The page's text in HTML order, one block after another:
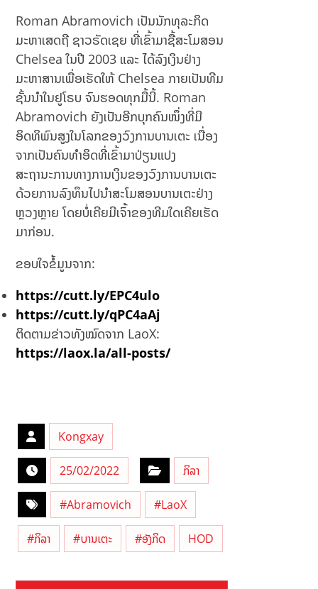
Roman Abramovich ເປັນນັກທຸລະກິດ
ມະຫາເສດຖີ ຊາວຣັດເຊຍ ທີ່ເຂົ້າມາຊື້ສະໂມສອນ
Chelsea ໃນປີ 2003 ແລະ ໄດ້ລົງເງິນຢ່າງ
ມະຫາສານເພື່ອເຮັດໃຫ້ Chelsea ກາຍເປັນທີມ
ຊັ້ນນຳໃນຢູໂຣບ ຈົນຮອດທຸກມື້ນີ້. Roman
Abramovich ຍັງເປັນອີກບຸກຄົນໜຶ່ງທີ່ມີ
ອິດທິພົນສູງໃນໂລກຂອງວົງການບານເຕະ ເນື່ອງ
ຈາກເປັນຄົນທຳອິດທີ່ເຂົ້າມາປ່ຽນແປງ
ສະຖານະການທາງການເງິນຂອງວົງການບານເຕະ
ດ້ວຍການລົງທຶນໄປນຳສະໂມສອນບານເຕະຢ່າງ
ຫຼວງຫຼາຍ ໂດຍບໍ່ເຄີຍມີເຈົ້າຂອງທີມໃດເຄີຍເຮັດ
ມາກ່ອນ.
ຂອບໃຈຂໍ້ມູນຈາກ:
https://cutt.ly/EPC4ulo
https://cutt.ly/qPC4aAj
ຕິດຕາມຂ່າວທັງໝົດຈາກ LaoX:
https://laox.la/all-posts/
Kongxay
25/02/2022 ກິລາ
#Abramovich #LaoX
#ກິລາ #ບານເຕະ #ອັງກິດ HOD